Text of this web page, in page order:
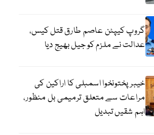
گروپ کیپٹن عاصم طارق قتل کیس،
عدالت نے ملزم کو جیل بھیج دیا
خیبرپختونخوا اسمبلی کا اراکین کی
مراعات سے متعلق ترمیمی بل منظور،
اہم شقیں تبدیل